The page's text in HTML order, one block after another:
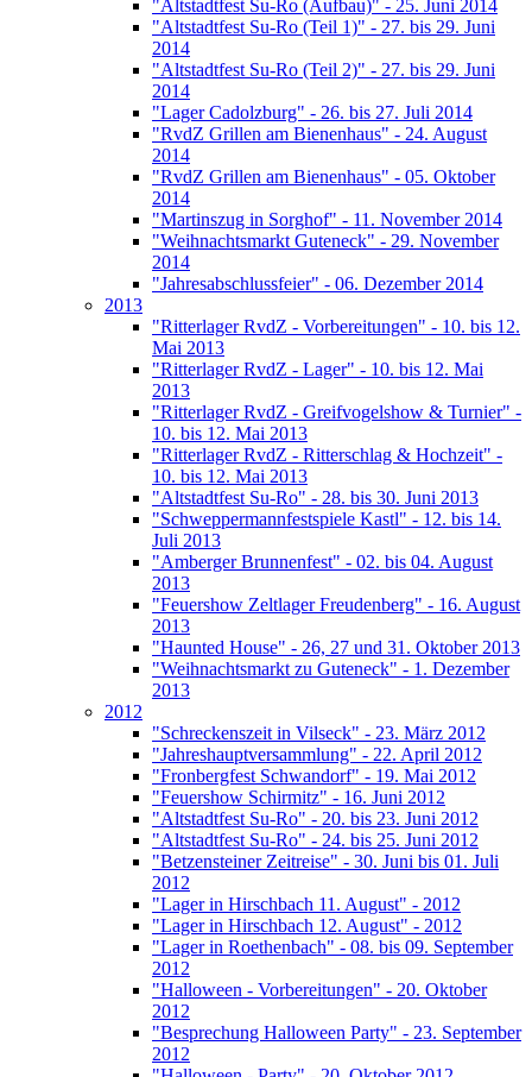
"Altstadtfest Su-Ro (Aufbau)" - 25. Juni 2014
"Altstadtfest Su-Ro (Teil 1)" - 27. bis 29. Juni
2014
"Altstadtfest Su-Ro (Teil 2)" - 27. bis 29. Juni
2014
"Lager Cadolzburg" - 26. bis 27. Juli 2014
"RvdZ Grillen am Bienenhaus" - 24. August
2014
"RvdZ Grillen am Bienenhaus" - 05. Oktober
2014
"Martinszug in Sorghof" - 11. November 2014
"Weihnachtsmarkt Guteneck" - 29. November
2014
"Jahresabschlussfeier" - 06. Dezember 2014
2013
"Ritterlager RvdZ - Vorbereitungen" - 10. bis 12.
Mai 2013
"Ritterlager RvdZ - Lager" - 10. bis 12. Mai
2013
"Ritterlager RvdZ - Greifvogelshow & Turnier" -
10. bis 12. Mai 2013
"Ritterlager RvdZ - Ritterschlag & Hochzeit" -
10. bis 12. Mai 2013
"Altstadtfest Su-Ro" - 28. bis 30. Juni 2013
"Schweppermannfestspiele Kastl" - 12. bis 14.
Juli 2013
"Amberger Brunnenfest" - 02. bis 04. August
2013
"Feuershow Zeltlager Freudenberg" - 16. August
2013
"Haunted House" - 26, 27 und 31. Oktober 2013
"Weihnachtsmarkt zu Guteneck" - 1. Dezember
2013
2012
"Schreckenszeit in Vilseck" - 23. März 2012
"Jahreshauptversammlung" - 22. April 2012
"Fronbergfest Schwandorf" - 19. Mai 2012
"Feuershow Schirmitz" - 16. Juni 2012
"Altstadtfest Su-Ro" - 20. bis 23. Juni 2012
"Altstadtfest Su-Ro" - 24. bis 25. Juni 2012
"Betzensteiner Zeitreise" - 30. Juni bis 01. Juli
2012
"Lager in Hirschbach 11. August" - 2012
"Lager in Hirschbach 12. August" - 2012
"Lager in Roethenbach" - 08. bis 09. September
2012
"Halloween - Vorbereitungen" - 20. Oktober
2012
"Besprechung Halloween Party" - 23. September
2012